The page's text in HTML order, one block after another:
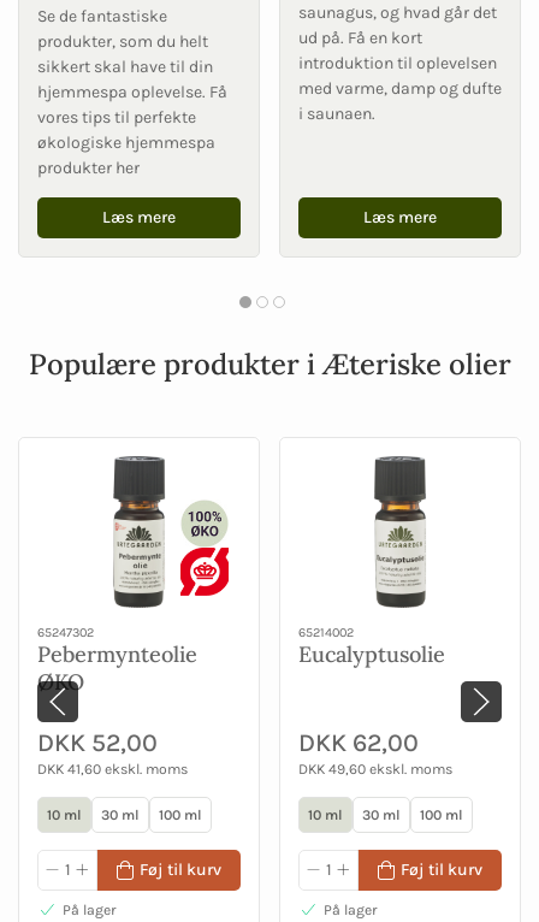
Se de fantastiske
produkter, som du helt
sikkert skal have til din
hjemmespa oplevelse. Få
vores tips til perfekte
økologiske hjemmespa
produkter her
Læs mere
saunagus, og hvad går det
ud på. Få en kort
introduktion til oplevelsen
med varme, damp og dufte
i saunaen.
Læs mere
Populære produkter i Æteriske olier
65247302
Pebermynteolie
ØKO
DKK 52,00
DKK 41,60 ekskl. moms
10 ml 30 ml 100 ml
Føj til kurv
På lager
65214002
Eucalyptusolie
DKK 62,00
DKK 49,60 ekskl. moms
10 ml 30 ml 100 ml
Føj til kurv
På lager